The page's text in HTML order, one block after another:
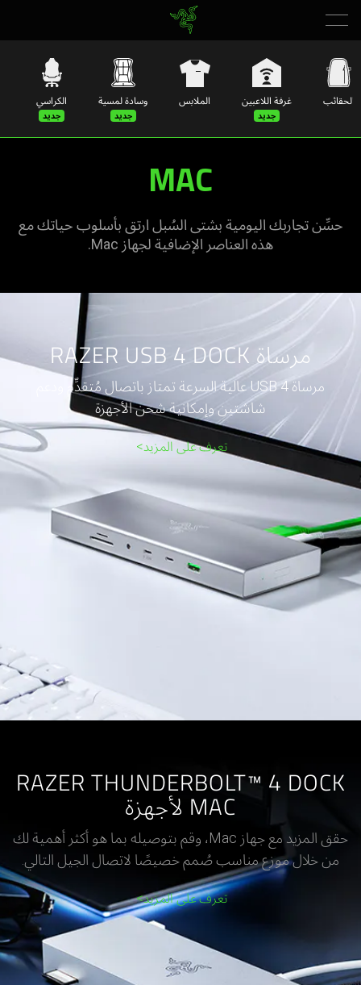
الكراسي وسادة لمسية الملابس غرفة اللاعبين الحقائب
MAC
حسِّن تجاربك اليومية بشتى السُبل ارتق بأسلوب حياتك مع
هذه العناصر الإضافية لجهاز Mac.
مرساة RAZER USB 4 DOCK
مرساة USB 4 عالية السرعة تمتاز باتصال مُتقدِّم ودعم
شاشتين وإمكانية شحن الأجهزة
تعرف على المزيد
RAZER THUNDERBOLT™ 4 DOCK
حقق المزيد مع جهاز Mac، وقم بتوصيله بما هو أكثر أهمية لك
من خلال موزع مناسب صُمم خصيصًا لاتصال الجيل التالي.
تعرف على المزيد